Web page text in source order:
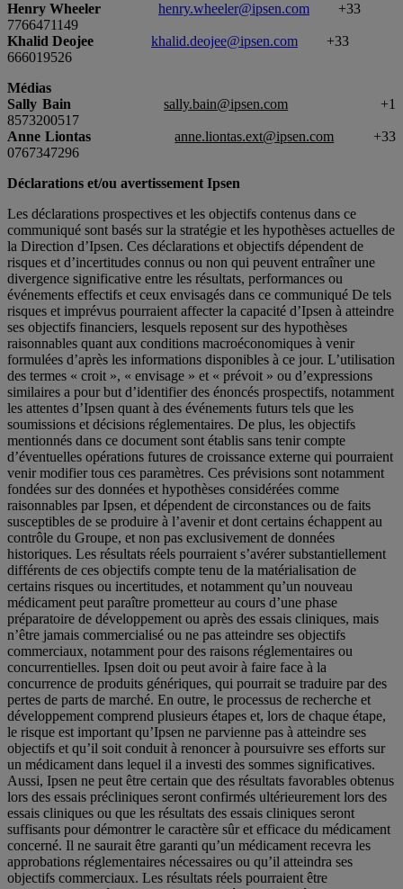
Henry Wheeler
henry.wheeler@ipsen.com +33
7766471149
Khalid Deojee
khalid.deojee@ipsen.com +33
666019526
Médias
Sally Bain
sally.bain@ipsen.com +1
8573200517
Anne Liontas
anne.liontas.ext@ipsen.com +33
0767347296
Déclarations et/ou avertissement Ipsen
Les déclarations prospectives et les objectifs contenus dans ce
communiqué sont basés sur la stratégie et les hypothèses actuelles de
la Direction d’Ipsen. Ces déclarations et objectifs dépendent de
risques et d’incertitudes connus ou non qui peuvent entraîner une
divergence significative entre les résultats, performances ou
événements effectifs et ceux envisagés dans ce communiqué De tels
risques et imprévus pourraient affecter la capacité d’Ipsen à atteindre
ses objectifs financiers, lesquels reposent sur des hypothèses
raisonnables quant aux conditions macroéconomiques à venir
formulées d’après les informations disponibles à ce jour. L’utilisation
des termes « croit », « envisage » et « prévoit » ou d’expressions
similaires a pour but d’identifier des énoncés prospectifs, notamment
les attentes d’Ipsen quant à des événements futurs tels que les
soumissions et décisions réglementaires. De plus, les objectifs
mentionnés dans ce document sont établis sans tenir compte
d’éventuelles opérations futures de croissance externe qui pourraient
venir modifier tous ces paramètres. Ces prévisions sont notamment
fondées sur des données et hypothèses considérées comme
raisonnables par Ipsen, et dépendent de circonstances ou de faits
susceptibles de se produire à l’avenir et dont certains échappent au
contrôle du Groupe, et non pas exclusivement de données
historiques. Les résultats réels pourraient s’avérer substantiellement
différents de ces objectifs compte tenu de la matérialisation de
certains risques ou incertitudes, et notamment qu’un nouveau
médicament peut paraître prometteur au cours d’une phase
préparatoire de développement ou après des essais cliniques, mais
n’être jamais commercialisé ou ne pas atteindre ses objectifs
commerciaux, notamment pour des raisons réglementaires ou
concurrentielles. Ipsen doit ou peut avoir à faire face à la
concurrence de produits génériques, qui pourrait se traduire par des
pertes de parts de marché. En outre, le processus de recherche et
développement comprend plusieurs étapes et, lors de chaque étape,
le risque est important qu’Ipsen ne parvienne pas à atteindre ses
objectifs et qu’il soit conduit à renoncer à poursuivre ses efforts sur
un médicament dans lequel il a investi des sommes significatives.
Aussi, Ipsen ne peut être certain que des résultats favorables obtenus
lors des essais précliniques seront confirmés ultérieurement lors des
essais cliniques ou que les résultats des essais cliniques seront
suffisants pour démontrer le caractère sûr et efficace du médicament
concerné. Il ne saurait être garanti qu’un médicament recevra les
approbations réglementaires nécessaires ou qu’il atteindra ses
objectifs commerciaux. Les résultats réels pourraient être